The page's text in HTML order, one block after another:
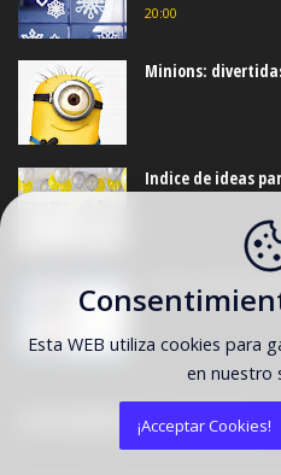
20:00
Minions:
Indice de ideas
CATEGORÍAS DESTACADAS
Esta WEB utiliza cookies para
en nuestro
¡Acceptar Cookies!